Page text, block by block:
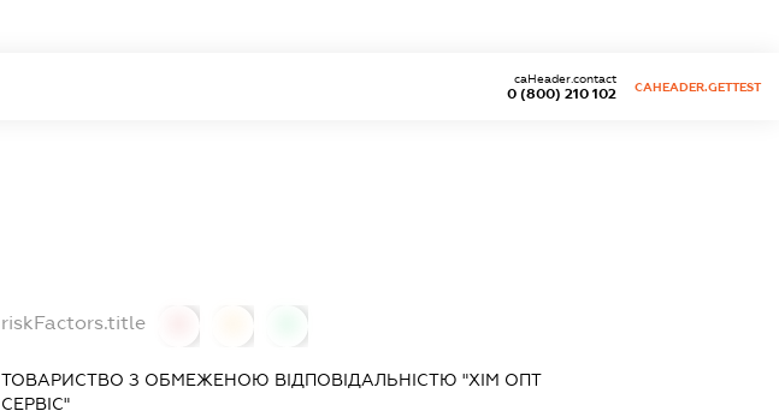
0 (800) 210 102
caHeader.contact
CAHEADER.GETTEST
riskFactors.title
ТОВАРИСТВО З ОБМЕЖЕНОЮ ВІДПОВІДАЛЬНІСТЮ "ХІМ ОПТ
СЕРВІС"